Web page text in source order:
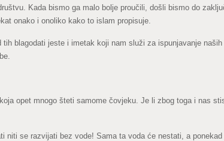
Kada bismo ga malo bolje proučili, došli bismo do
onako i onoliko kako to islam propisuje.
blagodati jeste i imetak koji nam služi za ispunjavanje
opet mnogo šteti samome čovjeku. Je li zbog toga i nas
se razvijati bez vode! Sama ta voda će nestati, a ponekad